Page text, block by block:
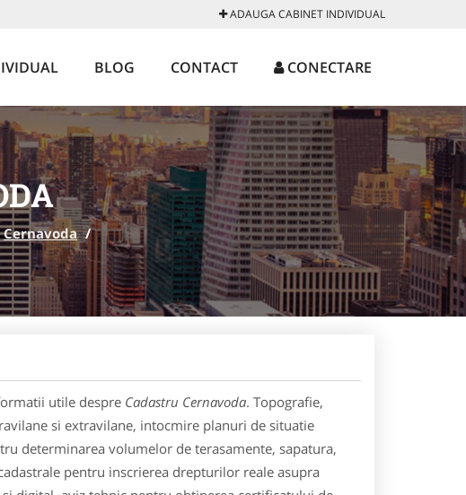
ADAUGA CABINET INDIVIDUAL
BLOG CONTACT CONECTARE
Cernavoda /
utile despre Cadastru Cernavoda. Topografie,
si extravilane, intocmire planuri de situatie
determinarea volumelor de terasamente, sapatura,
pentru inscrierea drepturilor reale asupra